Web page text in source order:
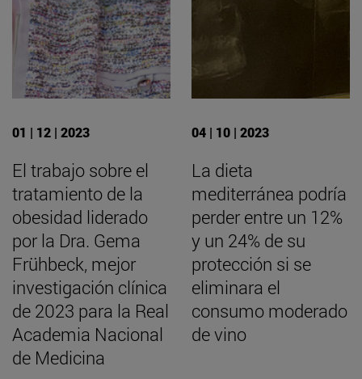
01 | 12 | 2023
El trabajo sobre el
tratamiento de la
obesidad liderado
por la Dra. Gema
Frühbeck, mejor
investigación clínica
de 2023 para la Real
Academia Nacional
de Medicina
04 | 10 | 2023
La dieta
mediterránea podría
perder entre un 12%
y un 24% de su
protección si se
eliminara el
consumo moderado
de vino